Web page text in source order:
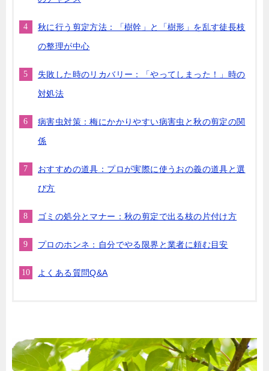
秋に行う剪定方法：「樹幹」と「樹形」を乱す徒長枝
の整理が中心
失敗した時のリカバリー：「やってしまった！」時の
対処法
病害虫対策：梅にかかりやすい病害虫と秋の剪定の関
係
おすすめの道具：プロが実際に使うおの義の道具と選
び方
ゴミの処分とマナー：秋の剪定で出る枝の片付け方
プロのホンネ：自分でやる限界と業者に頼む目安
よくある質問Q&A